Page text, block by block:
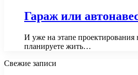
Гараж или
И уже на этапе проектирования
планируете жить…
Свежие записи